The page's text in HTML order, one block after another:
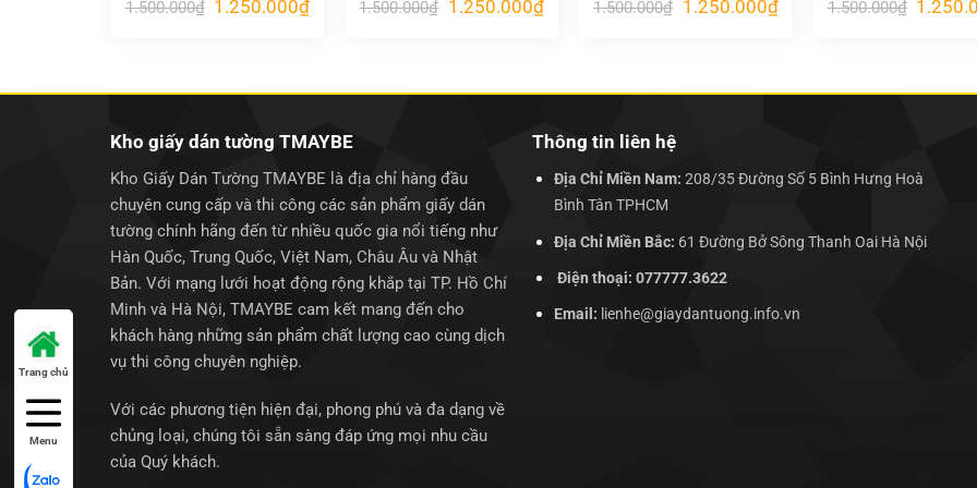
1.500.000₫ Giá
1.250.000₫Giá
1.500.000₫ Giá
1.250.000₫Giá
hiện
1.500.000₫ Giá
1.250.000₫Giá
hiện
1.500.000₫ Giá
Kho giấy dán tường TMAYBE
Kho Giấy Dán Tường TMAYBE là địa chỉ hàng đầu
chuyên cung cấp và thi công các sản phẩm giấy dán
tường chính hãng đến từ nhiều quốc gia nổi tiếng như
Hàn Quốc, Trung Quốc, Việt Nam, Châu Âu và Nhật
Bản. Với mạng lưới hoạt động rộng khắp tại TP. Hồ Chí
Minh và Hà Nội, TMAYBE cam kết mang đến cho
khách hàng những sản phẩm chất lượng cao cùng dịch
vụ thi công chuyên nghiệp.
Với các phương tiện hiện đại, phong phú và đa dạng về
chủng loại, chúng tôi sẵn sàng đáp ứng mọi nhu cầu
của Quý khách.
Thông tin liên hệ
Địa Chỉ Miền Nam: 208/35 Đường Số 5 Bình Hưng Hoà
Bình Tân TPHCM
Địa Chỉ Miền Bắc: 61 Đường Bở Sông Thanh Oai Hà Nội
Điện thoại: 077777.3622
Email: lienhe@giaydantuong.info.vn
Trang chủ
Menu